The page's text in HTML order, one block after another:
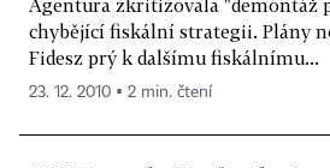
Agentura zkritizovala "demontáž
chybějící fiskální strategii. Plány
Fidesz prý k dalšímu fiskálnímu...
23. 12. 2010 ▪ 2 min. čtení